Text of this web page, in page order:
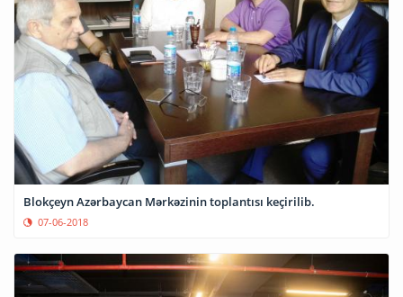
Blokçeyn Azərbaycan Mərkəzinin toplantısı keçirilib.
07-06-2018